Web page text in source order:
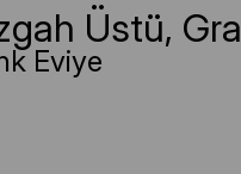
Üstü,
Eviye